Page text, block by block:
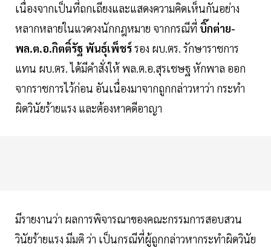
เนื่องจากเป็นที่ถกเถียงและแสดงความคิดเห็นกันอย่าง
หลากหลายในแวดวงนักกฎหมาย จากกรณีที่ บิ๊กต่าย-
พล.ต.อ.กิตติ์รัฐ พันธุ์เพ็ชร์รอง ผบ.ตร. รักษาราชการ
แทน ผบ.ตร. ได้มีคำสั่งให้ พล.ต.อ.สุรเชษฐ หักพาล ออก
จากราชการไว้ก่อน อันเนื่องมาจากถูกกล่าวหาว่า กระทำ
ผิดวินัยร้ายแรง และต้องหาคดีอาญา
มีรายงานว่า ผลการพิจารณาของคณะกรรมการสอบสวน
วินัยร้ายแรง มีมติ ว่า เป็นกรณีที่ผู้ถูกกล่าวหากระทำผิดวินัย